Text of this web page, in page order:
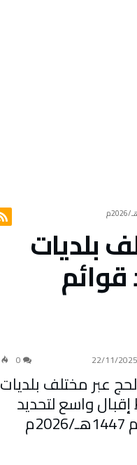
بلديات
22/11/2025
عبر مختلف بلديات
واسع لتحديد